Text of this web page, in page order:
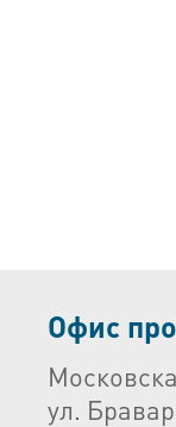
Офис
ул.